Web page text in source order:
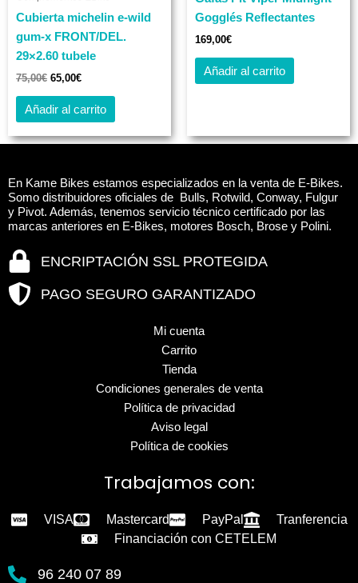
Cubierta michelin e-wild
gum-x FRONT/DEL.
29×2.60 tubele
75,00€ 65,00€
Añadir al carrito
Gogglés Reflectantes
169,00€
Añadir al carrito
En Kame Bikes estamos especializados en la venta de E-Bikes.
Somo distribuidores oficiales de Bulls, Rotwild, Conway, Fulgur
y Pivot. Además, tenemos servicio técnico certificado por las
marcas anteriores en E-Bikes, motores Bosch, Brose y Polini.
ENCRIPTACIÓN SSL PROTEGIDA
PAGO SEGURO GARANTIZADO
Mi cuenta
Carrito
Tienda
Condiciones generales de venta
Política de privacidad
Aviso legal
Política de cookies
Trabajamos con:
VISA Mastercard PayPal
Tranferencia
Financiación con CETELEM
96 240 07 89